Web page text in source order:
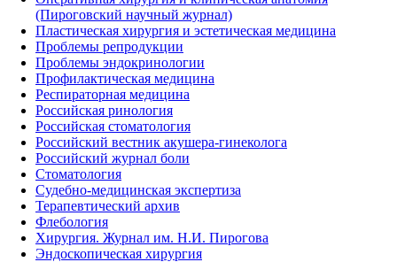
(Пироговский научный журнал)
Пластическая хирургия и эстетическая медицина
Проблемы репродукции
Проблемы эндокринологии
Профилактическая медицина
Респираторная медицина
Российская ринология
Российская стоматология
Российский вестник акушера-гинеколога
Российский журнал боли
Стоматология
Судебно-медицинская экспертиза
Терапевтический архив
Флебология
Хирургия. Журнал им. Н.И. Пирогова
Эндоскопическая хирургия